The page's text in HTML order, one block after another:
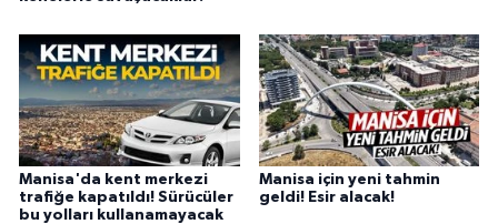
Manisa'da kent merkezi
trafiğe kapatıldı! Sürücüler
bu yolları kullanamayacak
Manisa için yeni tahmin
geldi! Esir alacak!